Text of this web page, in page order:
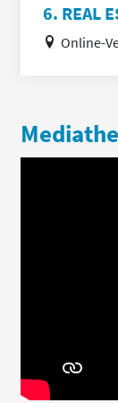
6. REAL
Online-